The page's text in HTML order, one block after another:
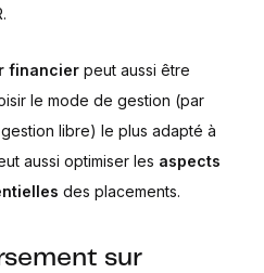
financier peut aussi être
le mode de gestion (par
libre) le plus adapté à
aussi optimiser les aspects
des placements.
sur